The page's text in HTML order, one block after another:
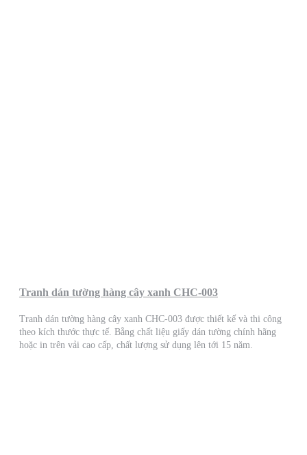
Tranh dán tường hàng cây xanh CHC-003
Tranh dán tường hàng cây xanh CHC-003 được thiết kế và thi công
theo kích thước thực tế. Bằng chất liệu giấy dán tường chính hãng
hoặc in trên vải cao cấp, chất lượng sử dụng lên tới 15 năm.